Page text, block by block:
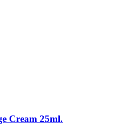
Cream 25ml.